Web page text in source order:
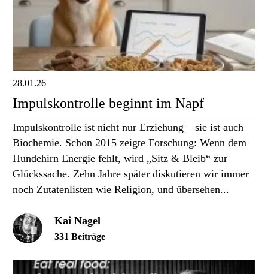
28.01.26
Impulskontrolle beginnt im Napf
Impulskontrolle ist nicht nur Erziehung – sie ist auch
Biochemie. Schon 2015 zeigte Forschung: Wenn dem
Hundehirn Energie fehlt, wird „Sitz & Bleib“ zur
Glückssache. Zehn Jahre später diskutieren wir immer
noch Zutatenlisten wie Religion, und übersehen...
Kai Nagel
331 Beiträge